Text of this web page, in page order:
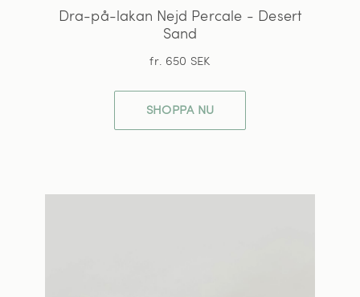
Dra-på-lakan Nejd Percale - Desert
Sand
fr. 650 SEK
SHOPPA NU